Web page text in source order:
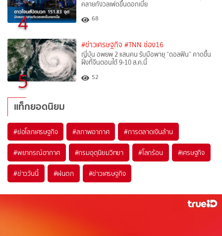
4
คลายกังวลเฟดขึ้นดอกเบี้ย
68
5
#ข่าวเศรษฐกิจ #TNN ช่อง16
ญี่ปุ่น อพยพ 2 แสนคน รับมือพายุ “ดอลฟิน” คาดขึ้น
ฝั่งที่จีนตอนใต้ 9-10 ส.ค.นี้
52
แท็กยอดนิยม
#ย่อโลกเศรษฐกิจ #สภาพอากาศ #การตลาดเงินล้าน
#พยากรณ์อากาศ #กรมอุตุนิยมวิทยา #โลกร้อน #เศรษฐกิจ
#ข่าววันนี้ #ฝนตก #ข่าวเศรษฐกิจ